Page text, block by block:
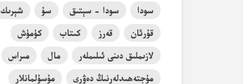
سودا
سودا - سېتىق سۇ
شېرىك
قۇرئان
قەرز كىتاب
كۈمۈش
لازىملىق دىنى ئىلىملەر
مال
مىراس
مۇجتەھىدلەرنىڭ دەۋرى
مۇسۇلمانلار